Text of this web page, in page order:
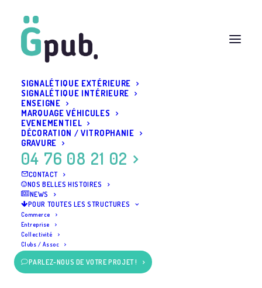
SIGNALÉTIQUE EXTÉRIEURE
SIGNALÉTIQUE INTÉRIEURE
ENSEIGNE
MARQUAGE VÉHICULES
EVENEMENTIEL
DÉCORATION / VITROPHANIE
GRAVURE
04 76 08 21 02
CONTACT
NOS BELLES HISTOIRES
NEWS
POUR TOUTES LES STRUCTURES
Commerce
Entreprise
Collectivité
Clubs / Assoc
PARLEZ-NOUS DE VOTRE PROJET !